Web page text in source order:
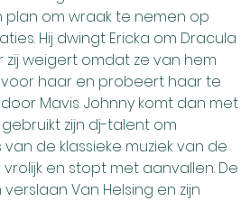
plan om wraak te nemen op
Hij dwingt Ericka om Dracula
weigert omdat ze van hem
voor haar en probeert haar te
Mavis. Johnny komt dan met
zijn dj-talent om
de klassieke muziek van de
en stopt met aanvallen. De
Van Helsing en zijn